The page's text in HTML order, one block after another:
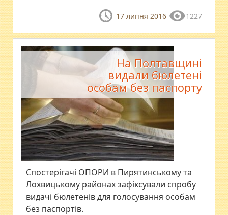
17 липня 2016 1227
На Полтавщині
видали бюлетені
особам без паспорту
Спостерігачі ОПОРИ в Пирятинському та
Лохвицькому районах зафіксували спробу
видачі бюлетенів для голосування особам
без паспортів.